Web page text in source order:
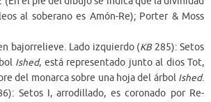
al soberano es Amón-Re); Porter & Moss
bajorrelieve. Lado izquierdo (KB285): Setos
Ished, está representado junto al dios Tot,
del monarca sobre una hoja del árbol Ished.
Setos I, arrodillado, es coronado por Re-